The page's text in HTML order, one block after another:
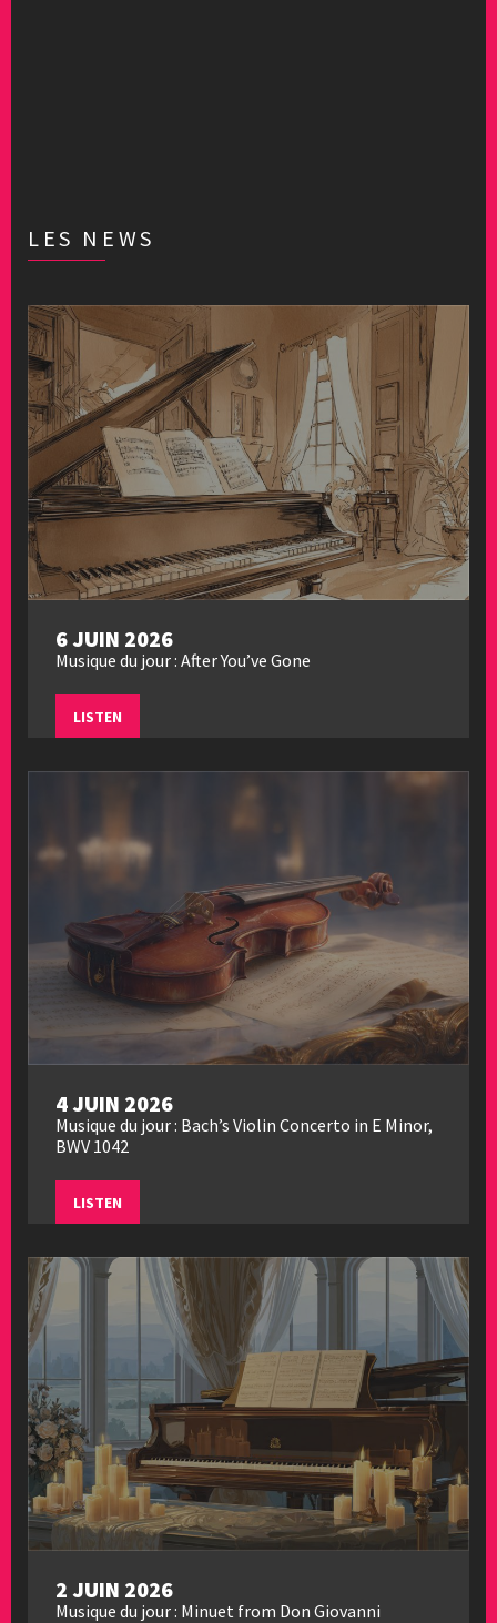
LES NEWS
6 JUIN 2026
Musique du jour : After You’ve Gone
LISTEN
4 JUIN 2026
Musique du jour : Bach’s Violin Concerto in E Minor,
BWV 1042
LISTEN
2 JUIN 2026
Musique du jour : Minuet from Don Giovanni